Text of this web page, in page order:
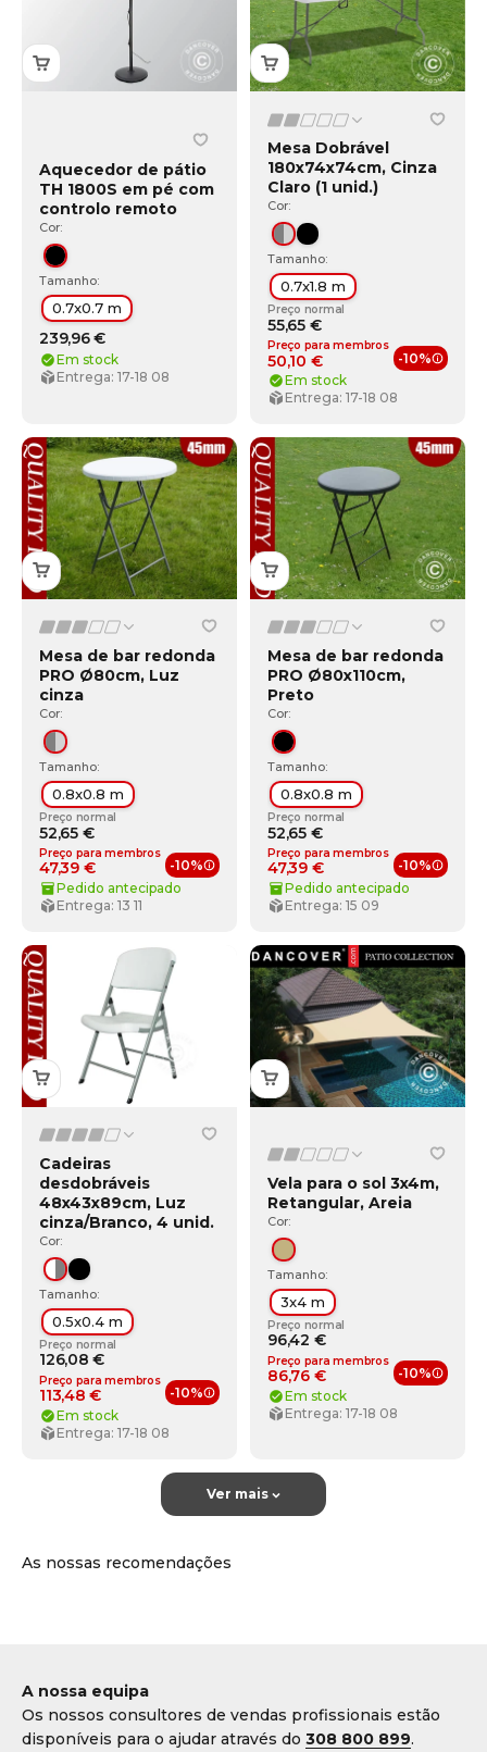
Aquecedor de pátio
TH 1800S em pé com
controlo remoto
Cor:
Preto
Tamanho:
0.7x0.7 m
239,96 €
Em stock
Entrega: 17-18 08
Mesa Dobrável
180x74x74cm, Cinza
Claro (1 unid.)
Cor:
Cinza/Cinza claro
Preto
Tamanho:
0.7x1.8 m
Preço normal
55,65 €
Preço para membros
50,10 € -10%
Em stock
Entrega: 17-18 08
Mesa de bar redonda
PRO Ø80cm, Luz
cinza
Cor:
Cinza/Cinza claro
Tamanho:
0.8x0.8 m
Preço normal
52,65 €
Preço para membros
47,39 € -10%
Benefícios de membro
Pedido antecipado
Entrega: 13 11
Mesa de bar redonda
PRO Ø80x110cm,
Preto
Cor:
Preto
Tamanho:
0.8x0.8 m
Preço normal
52,65 €
Preço para membros
47,39 € -10%
Pedido antecipado
Entrega: 15 09
Cadeiras
desdobráveis
48x43x89cm, Luz
cinza/Branco, 4 unid.
Cor:
Branco/Cinza
Preto
Tamanho:
0.5x0.4 m
Preço normal
126,08 €
Preço para membros
113,48 € -10%
Benefícios de membro
Em stock
Entrega: 17-18 08
Vela para o sol 3x4m,
Retangular, Areia
Cor:
Areia
Tamanho:
3x4 m
Preço normal
96,42 €
Preço para membros
86,76 € -10%
Em stock
Entrega: 17-18 08
Ver mais
A nossa equipa
Os nossos consultores de vendas profissionais estão
disponíveis para o ajudar através do 308 800 899.